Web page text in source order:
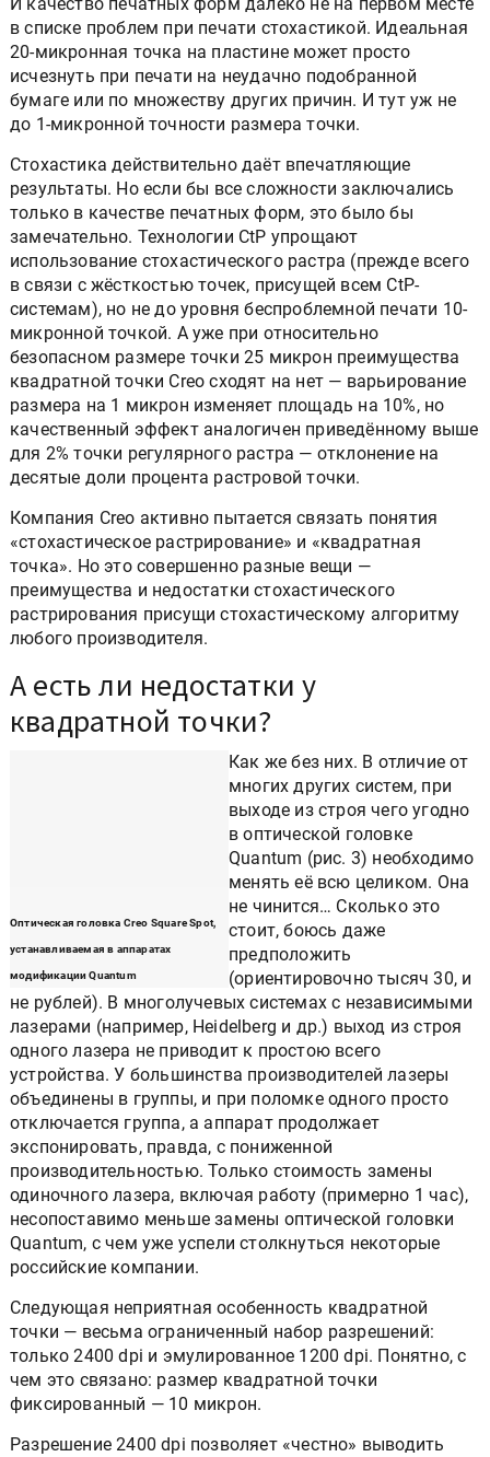
И качество печатных форм далеко не на первом месте
в списке проблем при печати стохастикой. Идеальная
20-микронная точка на пластине может просто
исчезнуть при печати на неудачно подобранной
бумаге или по множеству других причин. И тут уж не
Стохастика действительно даёт впечатляющие
результаты. Но если бы все сложности заключались
только в качестве печатных форм, это было бы
замечательно. Технологии CtP упрощают
использование стохастического растра (прежде всего
в связи с жёсткостью точек, присущей всем CtP-
системам), но не до уровня беспроблемной печати 10-
микронной точкой. А уже при относительно
безопасном размере точки 25 микрон преимущества
квадратной точки Creo сходят на нет — варьирование
размера на 1 микрон изменяет площадь на 10%, но
качественный эффект аналогичен приведённому выше
для 2% точки регулярного растра — отклонение на
Компания Creo активно пытается связать понятия
«стохастическое растрирование» и «квадратная
точка». Но это совершенно разные вещи —
преимущества и недостатки стохастического
растрирования присущи стохастическому алгоритму
А есть ли недостатки у
квадратной точки?
модификации Quantum
Как же без них. В отличие от
многих других систем, при
выходе из строя чего угодно
в оптической головке
Quantum (рис. 3) необходимо
менять её всю целиком. Она
не чинится… Сколько это
стоит, боюсь даже
предположить
(ориентировочно тысяч 30, и
не рублей). В многолучевых
системах с независимыми лазерами (например,
Heidelberg и др.) выход из строя одного лазера не
приводит к простою всего устройства. У большинства
производителей лазеры объединены в группы, и при
поломке одного просто отключается группа, а аппарат
продолжает экспонировать, правда, с пониженной
производительностью. Только стоимость замены
одиночного лазера, включая работу (примерно 1 час),
несопоставимо меньше замены оптической головки
Quantum, с чем уже успели столкнуться некоторые
Следующая неприятная особенность квадратной
точки — весьма ограниченный набор разрешений:
только 2400 dpi и эмулированное 1200 dpi. Понятно, с
чем это связано: размер квадратной точки